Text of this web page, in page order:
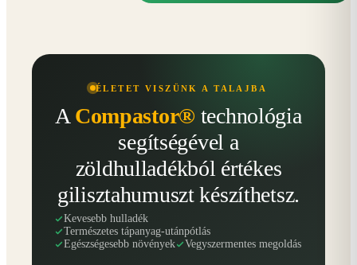
ÉLETET VISZÜNK A TALAJBA
A Compastor® technológia
segítségével a
zöldhulladékból értékes
gilisztahumuszt készíthetsz.
Kevesebb hulladék
Természetes tápanyag-utánpótlás
Egészségesebb növények
Vegyszermentes megoldás